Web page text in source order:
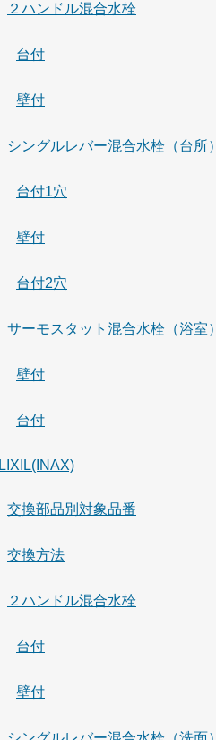
２ハンドル混合水栓
台付
壁付
シングルレバー混合水栓（台所）
台付1穴
壁付
台付2穴
サーモスタット混合水栓（浴室）
壁付
台付
LIXIL(INAX)
交換部品別対象品番
交換方法
２ハンドル混合水栓
台付
壁付